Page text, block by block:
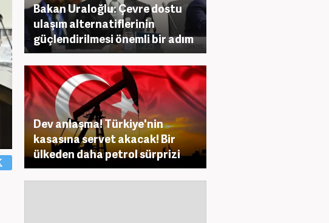
Bakan Uraloğlu: Çevre dostu
ulaşım alternatiflerinin
güçlendirilmesi önemli bir adım
Dev anlaşma! Türkiye'nin
kasasına servet akacak! Bir
ülkeden daha petrol sürprizi